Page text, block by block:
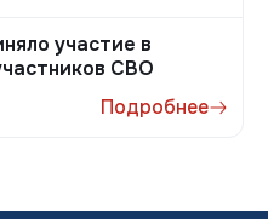
участие в
СВО
Подробнее